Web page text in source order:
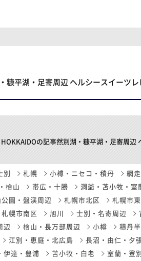
糠平湖・足寄周辺 ヘルシースイーツレ
の記事然別湖・糠平湖・足寄周辺
別 札幌 小樽・ニセコ・積丹
網
檜山 帯広・十勝 洞爺・苫小牧・室
公園・盤渓周辺 札幌市北区 札幌市
札幌市南区 旭川 士別・名寄周辺
辺 檜山・長万部周辺 小樽 積丹
江別・恵庭・北広島 長沼・由仁・夕
伊達・豊浦 苫小牧・白老 室蘭・登別